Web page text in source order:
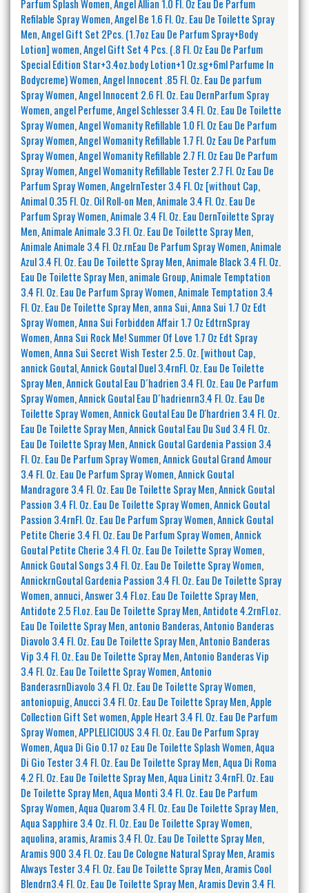
Parfum Splash Women,Angel Allian 1.0 Fl. Oz Eau De Parfum
Refilable Spray Women,Angel Be 1.6 Fl. Oz. Eau De Toilette Spray
Men,Angel Gift Set 2Pcs. (1.7oz Eau De Parfum Spray+Body
Lotion] women,Angel Gift Set 4 Pcs. (.8 Fl. Oz Eau De Parfum
Special Edition Star+3.4oz.body Lotion+1 Oz.sg+6ml Parfume In
Bodycreme) Women,Angel Innocent .85 Fl. Oz. Eau De parfum
Spray Women,Angel Innocent 2.6 Fl. Oz. Eau DernParfum Spray
Women,angel Perfume,Angel Schlesser 3.4 Fl. Oz. Eau De Toilette
Spray Women,Angel Womanity Refillable 1.0 Fl. Oz Eau De Parfum
Spray Women,Angel Womanity Refillable 1.7 Fl. Oz Eau De Parfum
Spray Women,Angel Womanity Refillable 2.7 Fl. Oz Eau De Parfum
Spray Women,Angel Womanity Refillable Tester 2.7 Fl. Oz Eau De
Parfum Spray Women,AngelrnTester 3.4 Fl. Oz [without Cap,
Animal 0.35 Fl. Oz. Oil Roll-on Men,Animale 3.4 Fl. Oz. Eau De
Parfum Spray Women,Animale 3.4 Fl. Oz. Eau DernToilette Spray
Men,Animale Animale 3.3 Fl. Oz. Eau De Toilette Spray Men,
Animale Animale 3.4 Fl. Oz.rnEau De Parfum Spray Women,Animale
Azul 3.4 Fl. Oz. Eau De Toilette Spray Men,Animale Black 3.4 Fl. Oz.
Eau De Toilette Spray Men,animale Group,Animale Temptation
3.4 Fl. Oz. Eau De Parfum Spray Women,Animale Temptation 3.4
Fl. Oz. Eau De Toilette Spray Men,anna Sui,Anna Sui 1.7 Oz Edt
Spray Women,Anna Sui Forbidden Affair 1.7 Oz EdtrnSpray
Women,Anna Sui Rock Me! Summer Of Love 1.7 Oz Edt Spray
Women,Anna Sui Secret Wish Tester 2.5. Oz. [without Cap,
annick Goutal,Annick Goutal Duel 3.4rnFl. Oz. Eau De Toilette
Spray Men,Annick Goutal Eau D´hadrien 3.4 Fl. Oz. Eau De Parfum
Spray Women,Annick Goutal Eau D´hadrienrn3.4 Fl. Oz. Eau De
Toilette Spray Women,Annick Goutal Eau De D'hardrien 3.4 Fl. Oz.
Eau De Toilette Spray Men,Annick Goutal Eau Du Sud 3.4 Fl. Oz.
Eau De Toilette Spray Men,Annick Goutal Gardenia Passion 3.4
Fl. Oz. Eau De Parfum Spray Women,Annick Goutal Grand Amour
3.4 Fl. Oz. Eau De Parfum Spray Women,Annick Goutal
Mandragore 3.4 Fl. Oz. Eau De Toilette Spray Men,Annick Goutal
Passion 3.4 Fl. Oz. Eau De Toilette Spray Women,Annick Goutal
Passion 3.4rnFl. Oz. Eau De Parfum Spray Women,Annick Goutal
Petite Cherie 3.4 Fl. Oz. Eau De Parfum Spray Women,Annick
Goutal Petite Cherie 3.4 Fl. Oz. Eau De Toilette Spray Women,
Annick Goutal Songs 3.4 Fl. Oz. Eau De Toilette Spray Women,
AnnickrnGoutal Gardenia Passion 3.4 Fl. Oz. Eau De Toilette Spray
Women,annuci,Answer 3.4 Fl.oz. Eau De Toilette Spray Men,
Antidote 2.5 Fl.oz. Eau De Toilette Spray Men,Antidote 4.2rnFl.oz.
Eau De Toilette Spray Men,antonio Banderas,Antonio Banderas
Diavolo 3.4 Fl. Oz. Eau De Toilette Spray Men,Antonio Banderas
Vip 3.4 Fl. Oz. Eau De Toilette Spray Men,Antonio Banderas Vip
3.4 Fl. Oz. Eau De Toilette Spray Women,Antonio
BanderasrnDiavolo 3.4 Fl. Oz. Eau De Toilette Spray Women,
antoniopuig,Anucci 3.4 Fl. Oz. Eau De Toilette Spray Men,Apple
Collection Gift Set women,Apple Heart 3.4 Fl. Oz. Eau De Parfum
Spray Women,APPLELICIOUS 3.4 Fl. Oz. Eau De Parfum Spray
Women,Aqua Di Gio 0.17 oz Eau De Toilette Splash Women,Aqua
Di Gio Tester 3.4 Fl. Oz. Eau De Toilette Spray Men,Aqua Di Roma
4.2 Fl. Oz. Eau De Toilette Spray Men,Aqua Linitz 3.4rnFl. Oz. Eau
De Toilette Spray Men,Aqua Monti 3.4 Fl. Oz. Eau De Parfum
Spray Women,Aqua Quarom 3.4 Fl. Oz. Eau De Toilette Spray Men,
Aqua Sapphire 3.4 Oz. Fl. Oz. Eau De Toilette Spray Women,
aquolina,aramis,Aramis 3.4 Fl. Oz. Eau De Toilette Spray Men,
Aramis 900 3.4 Fl. Oz. Eau De Cologne Natural Spray Men,Aramis
Always Tester 3.4 Fl. Oz. Eau De Toilette Spray Men,Aramis Cool
Blendrn3.4 Fl. Oz. Eau De Toilette Spray Men,Aramis Devin 3.4 Fl.